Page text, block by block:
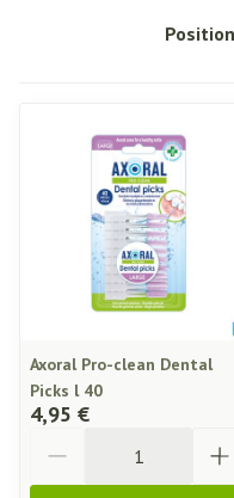
Trier par:
Axoral Pro-clean Dental
Picks l 40
4,95 €